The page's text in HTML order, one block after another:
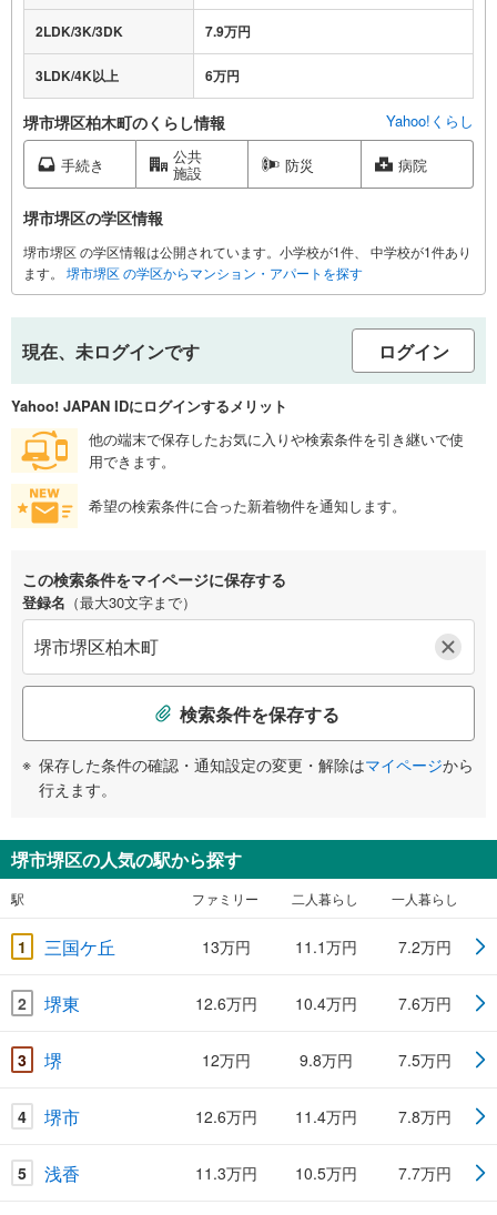
2LDK/3K/3DK 7.9万円
3LDK/4K以上 6万円
堺市堺区柏木町のくらし情報 Yahoo!くらし
手続き 公共
施設 防災 病院
堺市堺区の学区情報
堺市堺区 の学区情報は公開されています。小学校が1件、 中学校が1件あり
ます。
堺市堺区 の学区からマンション・アパートを探す
現在、未ログインです ログイン
Yahoo! JAPAN IDにログインするメリット
他の端末で保存したお気に入りや検索条件を引き継いで使
用できます。
希望の検索条件に合った新着物件を通知します。
この検索条件をマイページに保存する
登録名 （最大30文字まで）
検索条件を保存する
保存した条件の確認・通知設定の変更・解除はマイページから
行えます。
堺市堺区の人気の駅から探す
駅 ファミリー 二人暮らし 一人暮らし
1 三国ケ丘 13万円 11.1万円 7.2万円
2 堺東 12.6万円 10.4万円 7.6万円
3 堺 12万円 9.8万円 7.5万円
4 堺市 12.6万円 11.4万円 7.8万円
5 浅香 11.3万円 10.5万円 7.7万円